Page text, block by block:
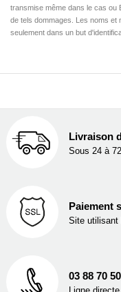
transmise même dans le cas ou
de tels dommages. Les noms et
seulement dans un but
Livraison
Sous 24 à
Paiement
Site utilisant
03 88 70